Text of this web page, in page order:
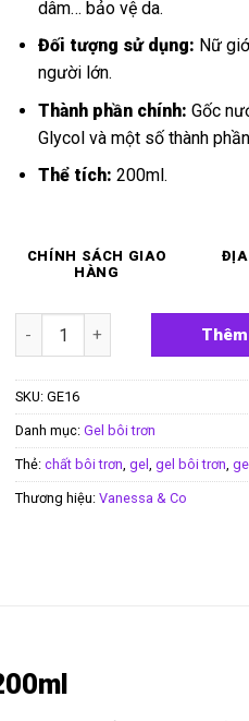
dâm… bảo vệ da.
Đối tượng sử dụng: Nữ
người lớn.
Thành phần chính: Gốc
Glycol và một số thành
Thể tích: 200ml.
CHÍNH SÁCH GIAO
HÀNG
ĐỊA
Gel bôi trơn massage Vanessa
SKU: GE16
Danh mục: Gel bôi trơn
Thẻ: chất bôi trơn gel gel bôi trơn
Thương hiệu: Vanessa & Co